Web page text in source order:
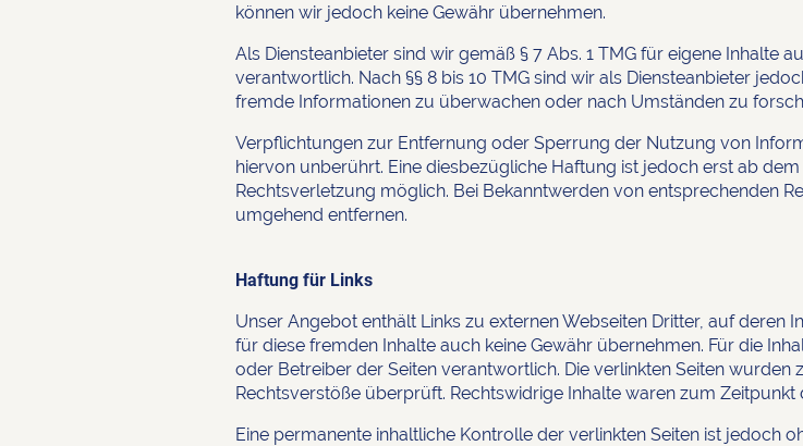
können wir jedoch keine Gewähr übernehmen.
Als Diensteanbieter sind wir gemäß § 7 Abs. 1 TMG für eigene Inhalte
verantwortlich. Nach §§ 8 bis 10 TMG sind wir als Diensteanbieter
fremde Informationen zu überwachen oder nach Umständen zu
Verpflichtungen zur Entfernung oder Sperrung der Nutzung von
hiervon unberührt. Eine diesbezügliche Haftung ist jedoch erst ab
Rechtsverletzung möglich. Bei Bekanntwerden von entsprechenden
umgehend entfernen.
Haftung für Links
Unser Angebot enthält Links zu externen Webseiten Dritter, auf deren
für diese fremden Inhalte auch keine Gewähr übernehmen. Für die
oder Betreiber der Seiten verantwortlich. Die verlinkten Seiten
Rechtsverstöße überprüft. Rechtswidrige Inhalte waren zum Zeitpunkt
Eine permanente inhaltliche Kontrolle der verlinkten Seiten ist jedoch